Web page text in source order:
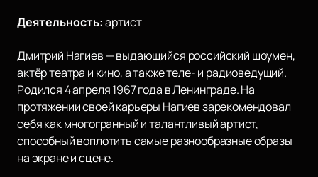
Деятельность:артист
Дмитрий Нагиев — выдающийся российский шоумен,
актёр театра и кино, а также теле- и радиоведущий.
Родился 4 апреля 1967 года в Ленинграде. На
протяжении своей карьеры Нагиев зарекомендовал
себя как многогранный и талантливый артист,
способный воплотить самые разнообразные образы
на экране и сцене.